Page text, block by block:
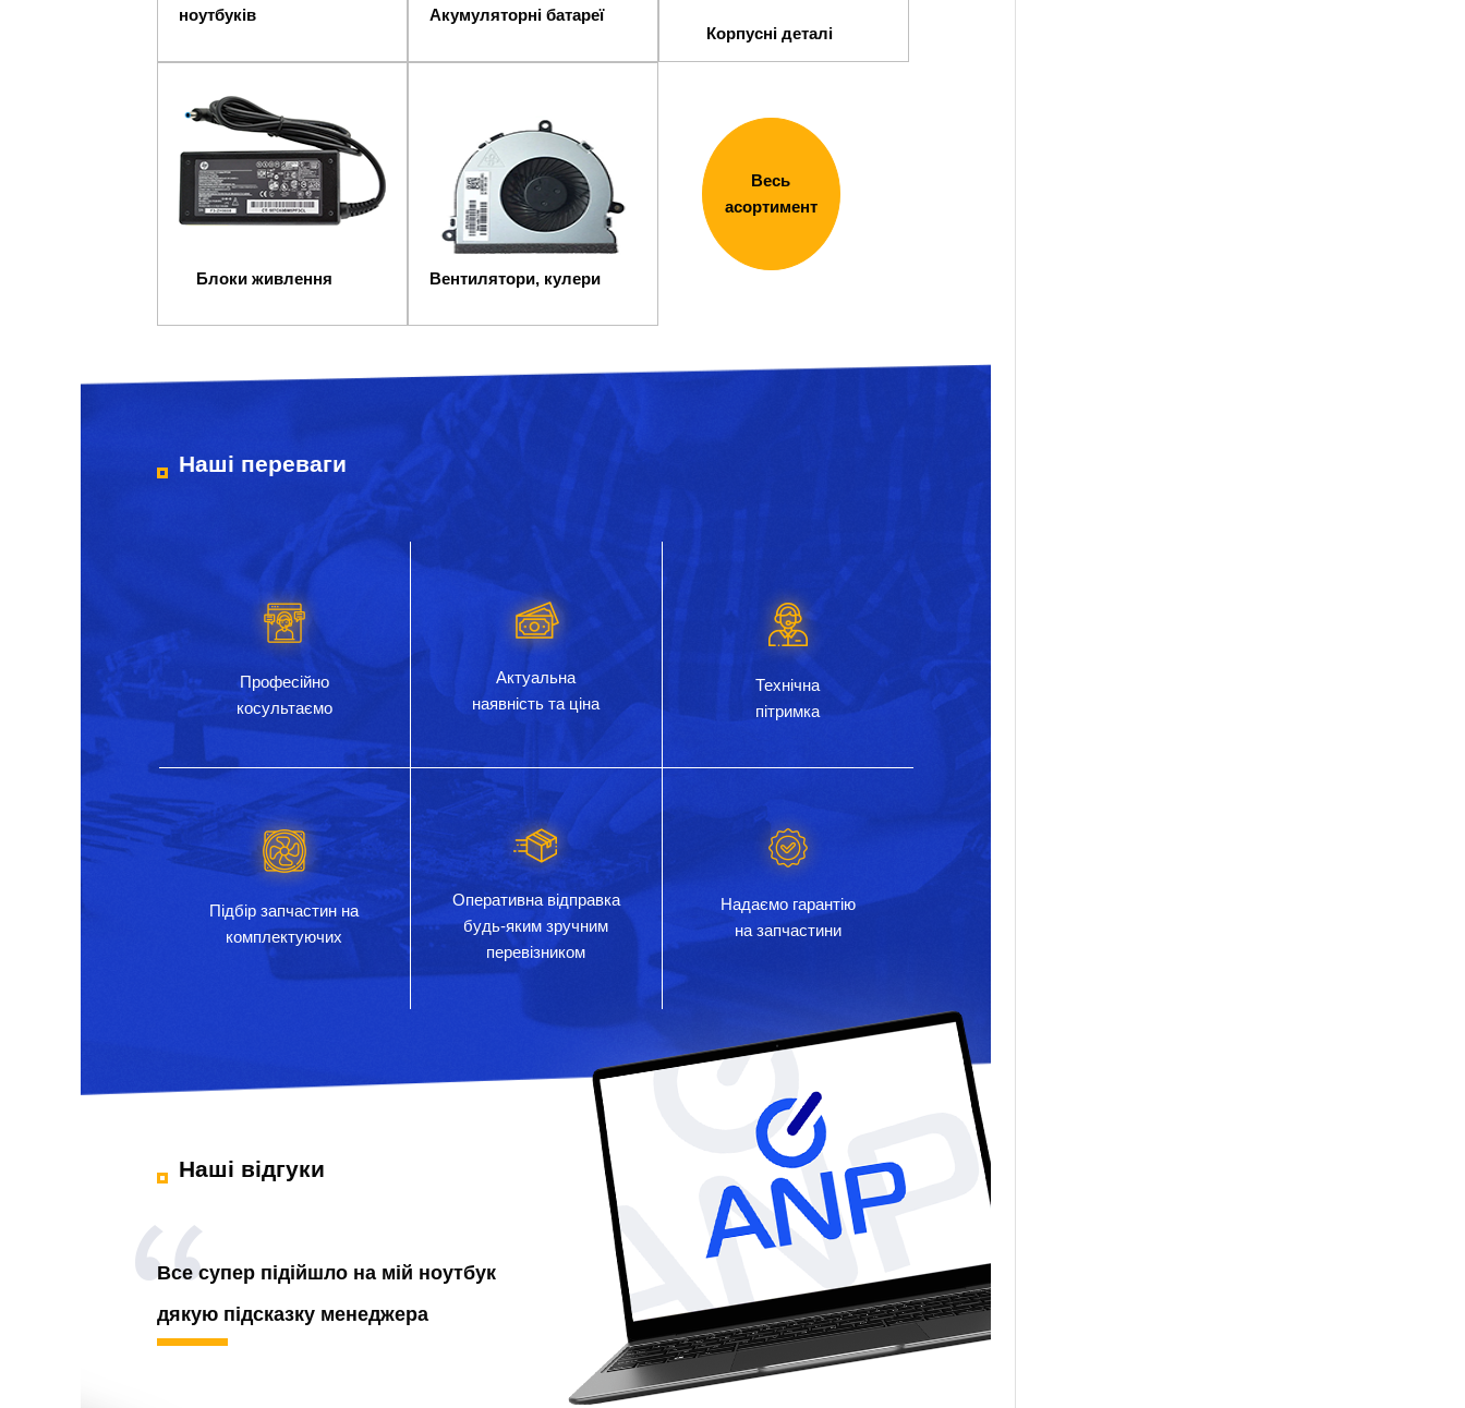
ноутбуків
Акумуляторні батареї
Корпусні деталі
Блоки живлення Вентилятори, кулери
Весь
асортимент
Наші переваги
Професійно
косультаємо
Актуальна
наявність та ціна
Технічна
пітримка
Підбір запчастин на
комплектуючих
Оперативна відправка
будь-яким зручним
перевізником
Надаємо гарантію
на запчастини
Наші відгуки
Все супер підійшло на мій ноутбук
дякую підсказку менеджера